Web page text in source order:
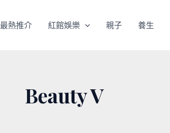
最熱推介 紅館娛樂 親子 養生
Beauty V